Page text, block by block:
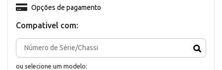
Compativel com:
ou selecione um modelo:
Opções de pagamento